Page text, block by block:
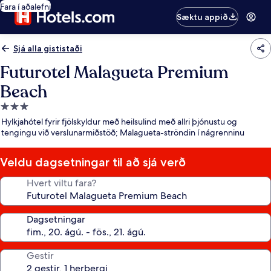
Fara í aðalefni
Sæktu appið
Sjá alla gististaði
Futurotel Malagueta Premium
Beach
3.0
stjörnu
gististaður
Hylkjahótel fyrir fjölskyldur með heilsulind með allri þjónustu og
tengingu við verslunarmiðstöð; Malagueta-ströndin í nágrenninu
Veldu dagsetningar til að sjá verð
Hvert viltu fara?
Dagsetningar
Gestir